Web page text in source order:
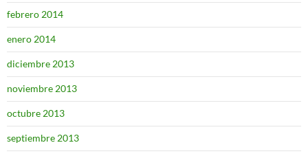
febrero 2014
enero 2014
diciembre 2013
noviembre 2013
octubre 2013
septiembre 2013